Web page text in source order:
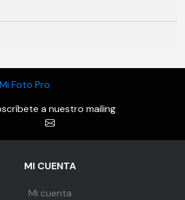
a nuestro mailing
MI CUENTA
Mi cuenta